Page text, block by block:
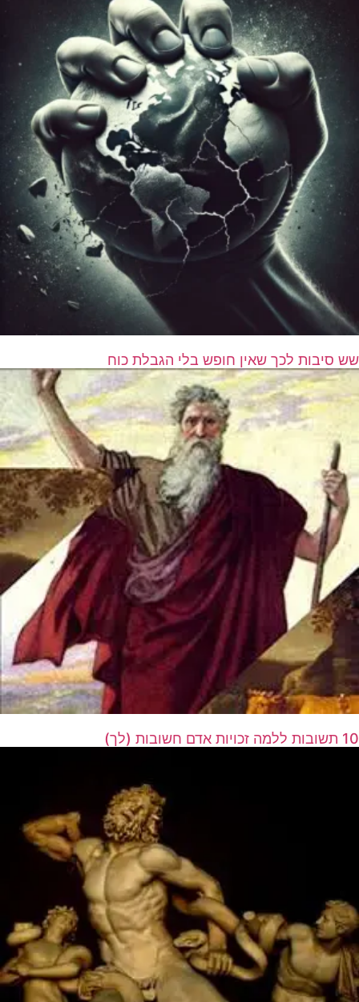
שש סיבות לכך שאין חופש בלי הגבלת כוח
10 תשובות ללמה זכויות אדם חשובות (לך)